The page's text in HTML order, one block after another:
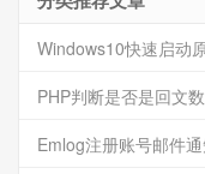
Windows10快速启动
PHP判断是否是回文数
Emlog注册账号邮件